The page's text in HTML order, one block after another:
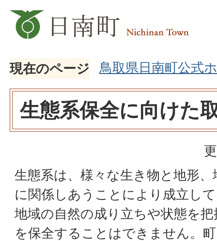
現在のページ 鳥取県日南町公式
生態系保全に向けた
生態系は、様々な生き物と地形
に関係しあうことにより成立し
地域の自然の成り立ちや状態を
を保全することはできません。